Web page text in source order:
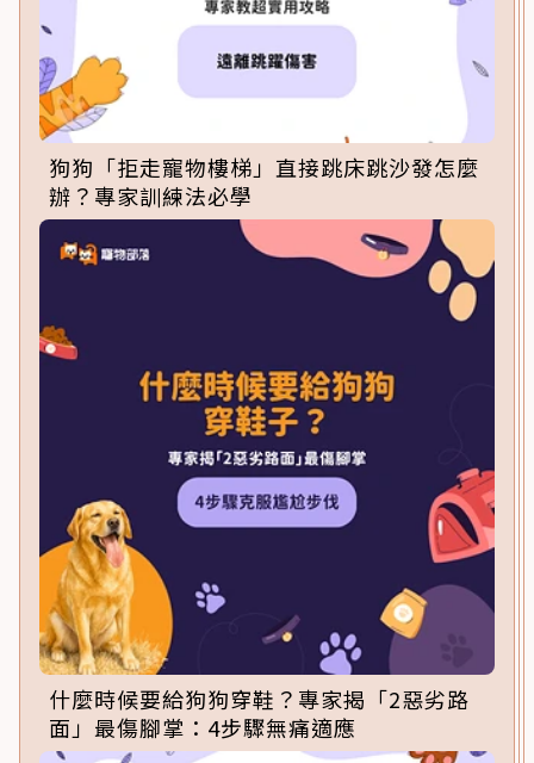
狗狗「拒走寵物樓梯」直接跳床跳沙發怎麼
辦？專家訓練法必學
什麼時候要給狗狗穿鞋？專家揭「2惡劣路
面」最傷腳掌：4步驟無痛適應